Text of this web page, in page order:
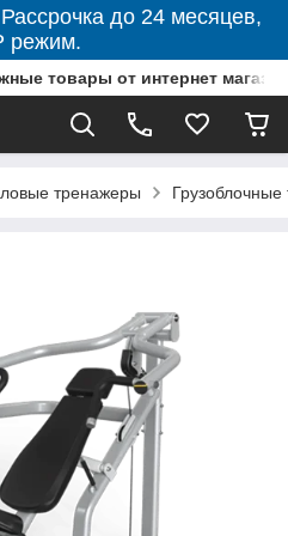
до 24 месяцев,
режим.
товары от интернет
тренажеры